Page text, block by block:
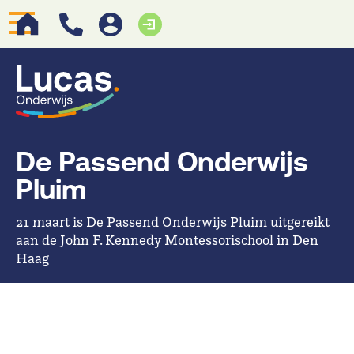
De Passend Onderwijs
Pluim
21 maart is De Passend Onderwijs Pluim uitgereikt
aan de John F. Kennedy Montessorischool in Den
Haag